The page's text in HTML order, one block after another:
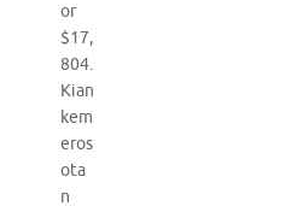
or
$17,
804.
Kian
kem
eros
ota
n